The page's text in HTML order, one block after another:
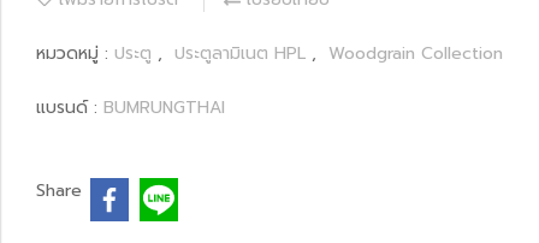
หมวดหมู่ : ประตู , ประตูลามิเนต HPL , Woodgrain Collection
แบรนด์ : BUMRUNGTHAI
Share